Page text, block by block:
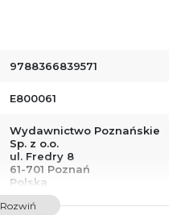
9788366839571
E800061
Wydawnictwo Poznańskie
Sp. z o.o.
ul. Fredry 8
61-701 Poznań
Polska
kontakt@wydajenamsie.pl
+48 61 623 38 38
Rozwiń